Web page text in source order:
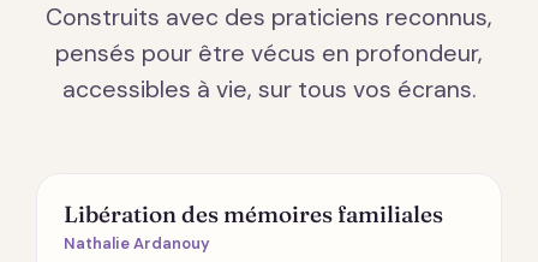
Construits avec des praticiens reconnus,
pensés pour être vécus en profondeur,
accessibles à vie, sur tous vos écrans.
ÉMOTIONS
Libération des mémoires familiales
Nathalie Ardanouy